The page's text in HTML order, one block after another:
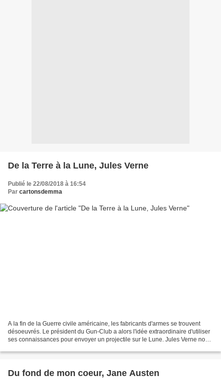
De la Terre à la Lune, Jules Verne
Publié le 22/08/2018 à 16:54
Par cartonsdemma
A la fin de la Guerre civile américaine, les fabricants d'armes se trouvent
désoeuvrés. Le président du Gun-Club a alors l'idée extraordinaire d'utiliser
ses connaissances pour envoyer un projectile sur le Lune. Jules Verne nous
Du fond de mon coeur, Jane Austen